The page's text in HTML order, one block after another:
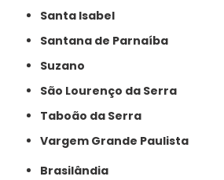
Santa Isabel
Santana de Parnaíba
Suzano
São Lourenço da Serra
Taboão da Serra
Vargem Grande Paulista
Brasilândia